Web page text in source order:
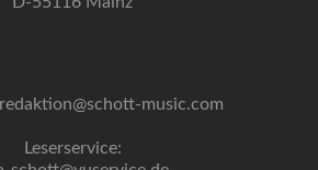
music.com
Leserservice: